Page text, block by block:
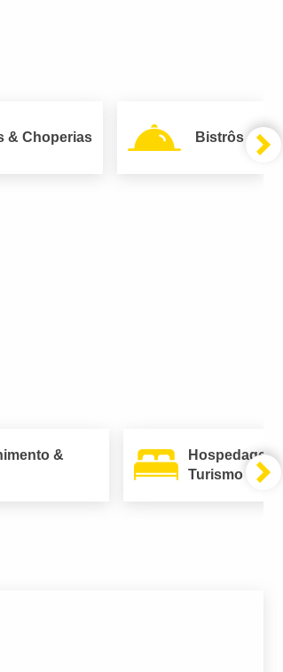
& Choperias Bistrôs
&
Hospedagem
Turismo